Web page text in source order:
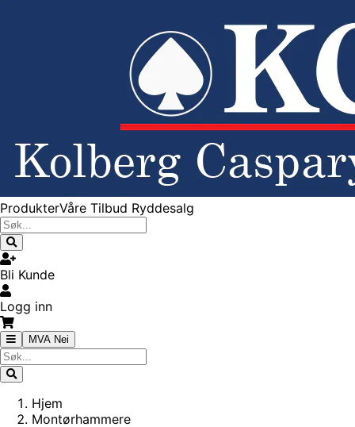
ProdukterVåre Tilbud Ryddesalg
Bli Kunde
Logg inn
MVA Nei
Hjem
Montørhammere